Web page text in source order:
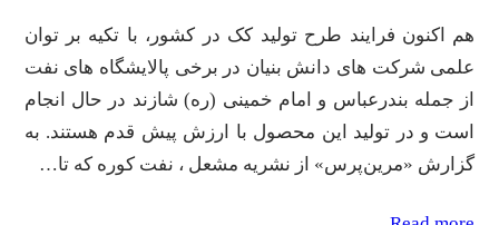
هم اکنون فرایند طرح تولید کک در کشور، با تکیه بر توان
علمی شرکت های دانش بنیان در برخی پالایشگاه های نفت
از جمله بندرعباس و امام خمینی (ره) شازند در حال انجام
است و در تولید این محصول با ارزش پیش قدم هستند. به
گزارش «مرین‌پرس» از نشریه مشعل ، نفت کوره که تا…